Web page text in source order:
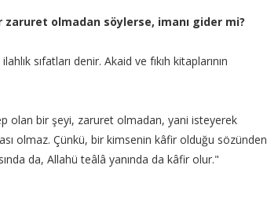
olmadan söylerse, imanı gider mi?
sıfatları denir. Akaid ve fıkıh kitaplarının
olan bir şeyi, zaruret olmadan, yani isteyerek
olmaz. Çünkü, bir kimsenin kâfir olduğu sözünden
da, Allahü teâlâ yanında da kâfir olur."